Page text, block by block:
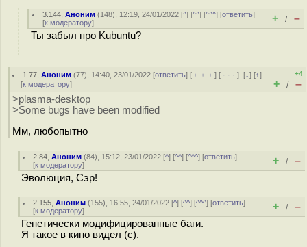
3.144 ,Аноним (148), 12:19, 24/01/2022 [^] [^^] [^^^] [ответить]
[к модератору] + / –
Ты забыл про Kubuntu?
1.77 ,Аноним (77), 14:40, 23/01/2022 [ответить] [ ﹢﹢﹢] [ · · ·][↓] [↑]
[к модератору]
+4
+ / –
>plasma-desktop
>Some bugs have been modified
Мм, любопытно
2.84 ,Аноним (84), 15:12, 23/01/2022 [^] [^^] [^^^] [ответить]
[к модератору] + / –
Эволюция, Сэр!
2.155 ,Аноним (155), 16:55, 24/01/2022 [^] [^^] [^^^] [ответить]
[к модератору] + / –
Генетически модифицированные баги.
Я такое в кино видел (с).